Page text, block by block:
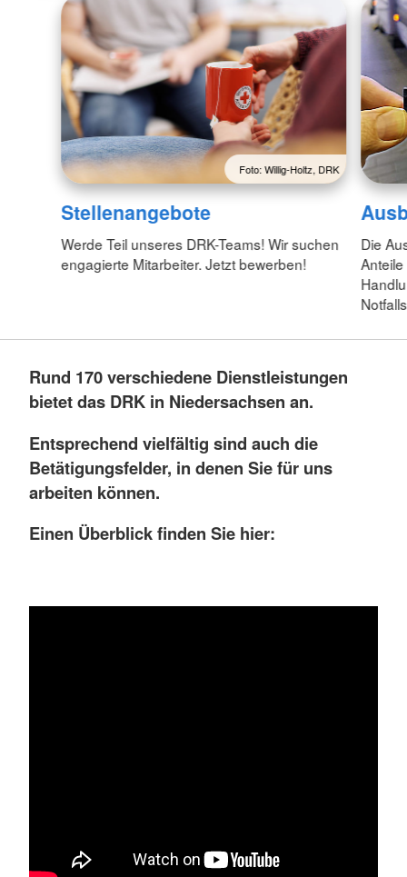
Foto: Willig-Holtz, DRK
Stellenangebote
Werde Teil unseres DRK-Teams! Wir suchen
engagierte Mitarbeiter. Jetzt bewerben!
Die
Rund 170 verschiedene Dienstleistungen
bietet das DRK in Niedersachsen an.
Entsprechend vielfältig sind auch die
Betätigungsfelder, in denen Sie für uns
arbeiten können.
Einen Überblick finden Sie hier: